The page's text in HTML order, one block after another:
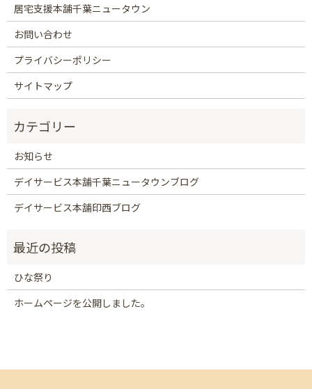
居宅支援本舗千葉ニュータウン
お問い合わせ
プライバシーポリシー
サイトマップ
お知らせ
デイサービス本舗千葉ニュータウンブログ
デイサービス本舗印西ブログ
ひな祭り
ホームページを公開しました。